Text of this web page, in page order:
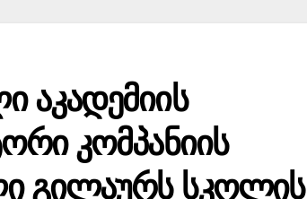
აკადემიის
კომპანიის
გილაურს სკოლის